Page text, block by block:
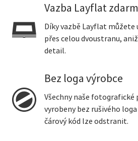
Vazba Layflat
Díky vazbě Layflat
přes celou dvoustranu,
detail.
Bez loga výrobce
Všechny naše fotografické
vyrobeny bez rušivého
čárový kód lze odstranit.